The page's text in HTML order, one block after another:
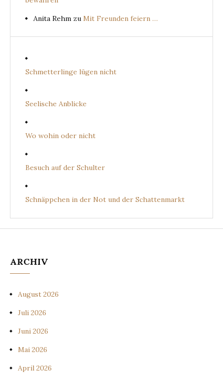
Anita Rehm zu Mit Freunden feiern …
Schmetterlinge lügen nicht
Seelische Anblicke
Wo wohin oder nicht
Besuch auf der Schulter
Schnäppchen in der Not und der Schattenmarkt
ARCHIV
August 2026
Juli 2026
Juni 2026
Mai 2026
April 2026